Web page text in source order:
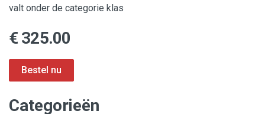
valt onder de categorie klas
€ 325.00
Categorieën